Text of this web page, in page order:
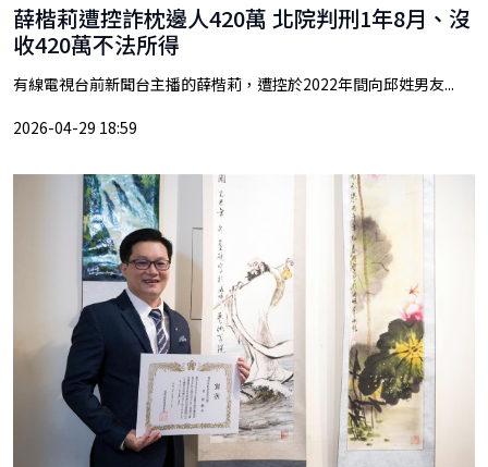
薛楷莉遭控詐枕邊人420萬 北院判刑1年8月、沒
收420萬不法所得
有線電視台前新聞台主播的薛楷莉，遭控於2022年間向邱姓男友...
2026-04-29 18:59